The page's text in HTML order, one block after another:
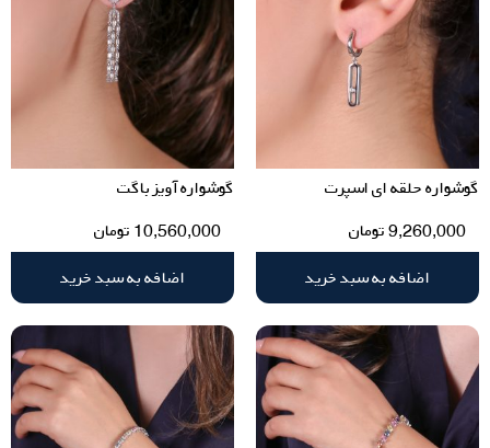
گوشواره حلقه ای اسپرت
9,260,000تومان
اضافه به سبد خرید
گوشواره آویز باگت
10,560,000 تومان
اضافه به سبد خرید